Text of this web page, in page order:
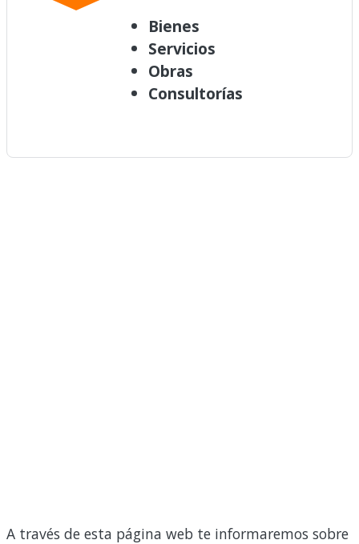
Bienes
Servicios
Obras
Consultorías
A través de esta página web te informaremos sobre